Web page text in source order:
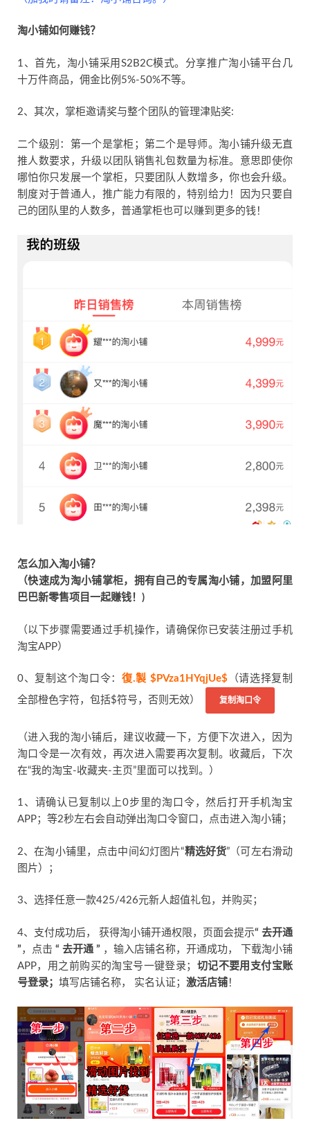
淘小铺如何赚钱？
1、首先，淘小铺采用S2B2C模式。分享推广淘小铺平台几
十万件商品，佣金比例5%-50%不等。
2、其次，掌柜邀请奖与整个团队的管理津贴奖:
二个级别：第一个是掌柜；第二个是导师。淘小铺升级无直
推人数要求，升级以团队销售礼包数量为标准。意思即使你
哪怕你只发展一个掌柜，只要团队人数增多，你也会升级。
制度对于普通人，推广能力有限的，特别给力！因为只要自
己的团队里的人数多，普通掌柜也可以赚到更多的钱！
怎么加入淘小铺？
（快速成为淘小铺掌柜，拥有自己的专属淘小铺，加盟阿里
巴巴新零售项目一起赚钱！)
（以下步骤需要通过手机操作，请确保你已安装注册过手机
淘宝APP）
0、复制这个淘口令： 復.製 $PVza1HYqjUe$ （请选择复制
全部橙色字符，包括$符号，否则无效） 复制淘口令
（进入我的淘小铺后，建议收藏一下，方便下次进入，因为
淘口令是一次有效，再次进入需要再次复制。收藏后，下次
在“我的淘宝-收藏夹-主页”里面可以找到。）
1、请确认已复制以上0步里的淘口令，然后打开手机淘宝
APP；等2秒左右会自动弹出淘口令窗口，点击进入淘小铺；
2、在淘小铺里，点击中间幻灯图片“精选好货”（可左右滑动
图片）；
3、选择任意一款425/426元新人超值礼包，并购买；
4、支付成功后， 获得淘小铺开通权限，页面会提示“ 去开通
”，点击 “ 去开通 ” ，输入店铺名称，开通成功， 下载淘小铺
APP，用之前购买的淘宝号一键登录； 切记不要用支付宝账
号登录； 填写店铺名称， 实名认证； 激活店铺 ！